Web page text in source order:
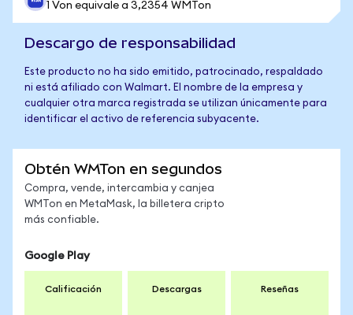
1 Von equivale a 3,2354 WMTon
Descargo de responsabilidad
Este producto no ha sido emitido, patrocinado, respaldado
ni está afiliado con Walmart. El nombre de la empresa y
cualquier otra marca registrada se utilizan únicamente para
identificar el activo de referencia subyacente.
Obtén WMTon en segundos
Compra, vende, intercambia y canjea
WMTon en MetaMask, la billetera cripto
más confiable.
Google Play
Calificación Descargas Reseñas